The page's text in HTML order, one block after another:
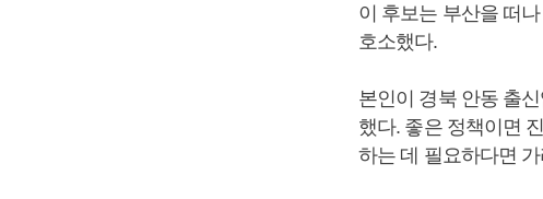
이 후보는 부산을 떠
호소했다.
본인이 경북 안동 출
했다. 좋은 정책이면
하는 데 필요하다면